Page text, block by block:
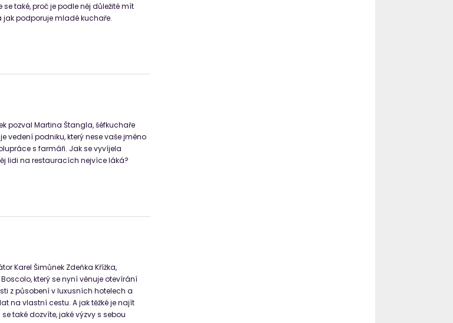
také, proč je podle něj důležité mít
jak podporuje mladé kuchaře.
pozval Martina Štangla, šéfkuchaře
vedení podniku, který nese vaše jméno
s farmáři. Jak se vyvíjela
lidi na restauracích nejvíce láká?
Karel Šimůnek Zdeňka Křížka,
který se nyní věnuje otevírání
z působení v luxusních hotelech a
na vlastní cestu. A jak těžké je najít
také dozvíte, jaké výzvy s sebou